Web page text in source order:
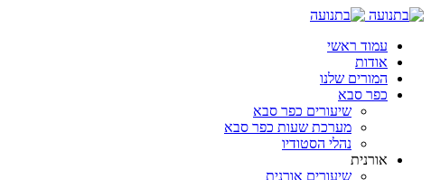
עמוד ראשי
אודות
המורים שלנו
כפר סבא
שיעורים כפר סבא
מערכת שעות כפר סבא
נהלי הסטודיו
אורנית
שיעורים אורנית